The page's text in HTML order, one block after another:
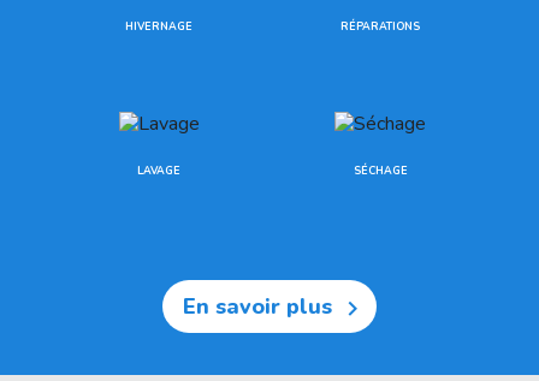
HIVERNAGE RÉPARATIONS
LAVAGE SÉCHAGE
En savoir plus 